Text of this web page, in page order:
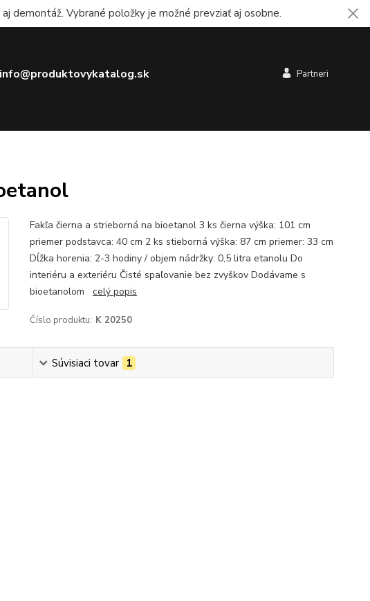
demontáž. Vybrané položky je možné prevziať aj osobne.
Partneri
info@produktovykatalog.sk
Fakľa čierna a strieborná na bioetanol 3 ks čierna výška: 101 cm
priemer podstavca: 40 cm 2 ks stieborná výška: 87 cm priemer: 33 cm
Dĺžka horenia: 2-3 hodiny / objem nádržky: 0,5 litra etanolu Do
interiéru a exteriéru Čisté spaľovanie bez zvyškov Dodávame s
bioetanolom celý popis
Číslo produktu: K 20250
Súvisiaci tovar 1